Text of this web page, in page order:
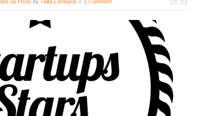
os Posts by Talita Lombardi • 1 Comment